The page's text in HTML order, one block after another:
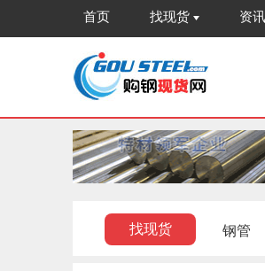
首页 找现货 资
找现货 钢管